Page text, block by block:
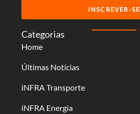
Categorias
Home
Últimas Notícias
iNFRA Transporte
iNFRA Energia
INSCREVER-SE